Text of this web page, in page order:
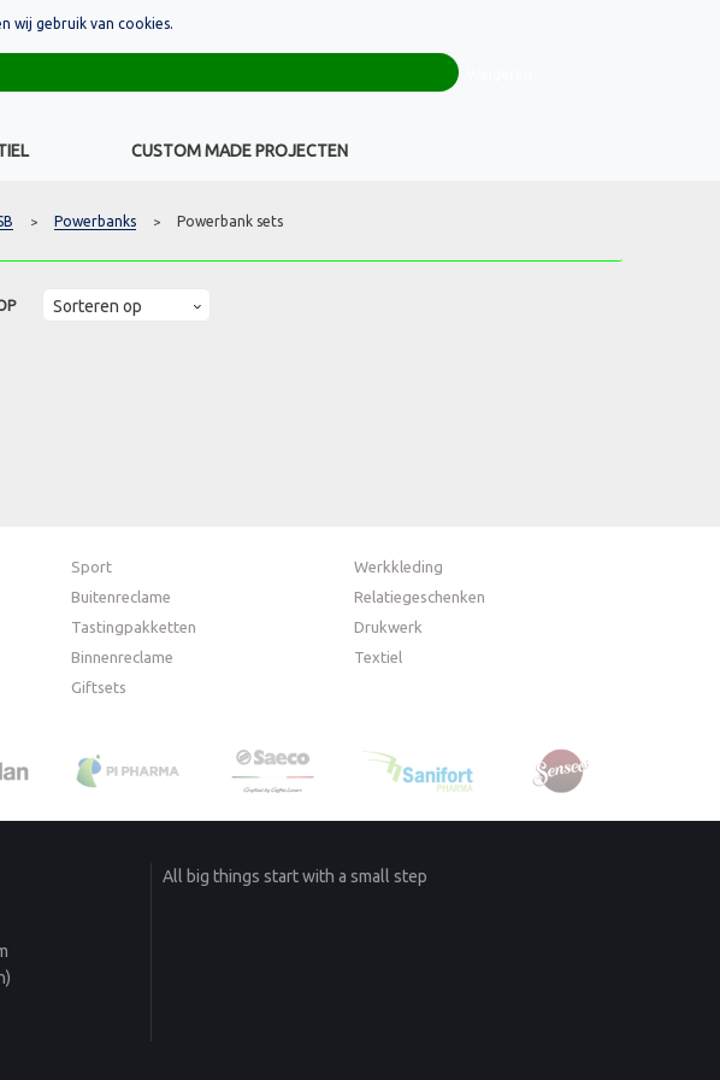
+32(0)16 43 54 19
CUSTOM MADE PROJECTEN
> Powerbanks > Powerbank sets
Sport
Buitenreclame
Tastingpakketten
Binnenreclame
Giftsets
Werkkleding
Relatiegeschenken
Drukwerk
Textiel
All big things start with a small step
wij gebruik van cookies.